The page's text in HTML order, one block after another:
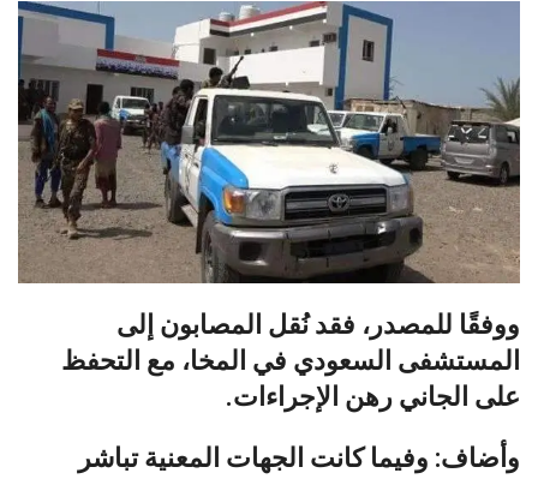
ووفقًا للمصدر، فقد نُقل المصابون إلى
المستشفى السعودي في المخا، مع التحفظ
على الجاني رهن الإجراءات.
وأضاف: وفيما كانت الجهات المعنية تباشر